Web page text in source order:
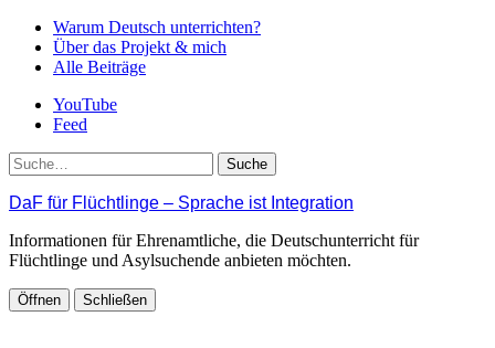
Warum Deutsch unterrichten?
Über das Projekt & mich
Alle Beiträge
YouTube
Feed
Suche
DaF für Flüchtlinge – Sprache ist Integration
Informationen für Ehrenamtliche, die Deutschunterricht für
Flüchtlinge und Asylsuchende anbieten möchten.
Öffnen Schließen